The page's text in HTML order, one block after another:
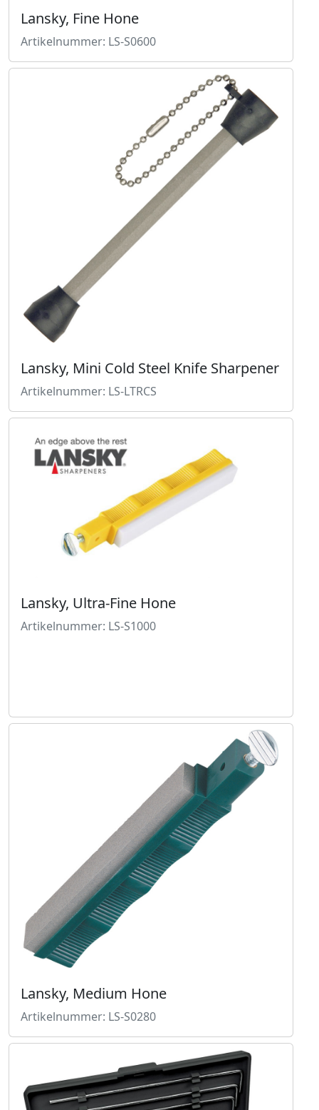
Lansky, Fine Hone
Artikelnummer: LS-S0600
Lansky, Mini Cold Steel Knife Sharpener
Artikelnummer: LS-LTRCS
Lansky, Ultra-Fine Hone
Artikelnummer: LS-S1000
Lansky, Medium Hone
Artikelnummer: LS-S0280